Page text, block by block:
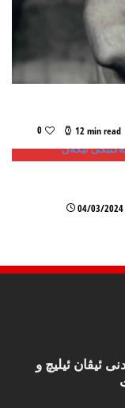
12 min read
0
04/03/2024
ئیڤان ئیلیچ و